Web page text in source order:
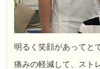
明るく笑顔があってと
痛みの軽減して、スト